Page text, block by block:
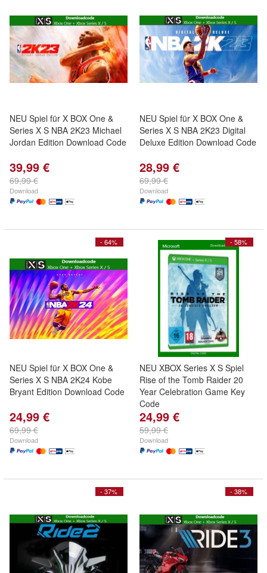
NEU Spiel für X BOX One &
Series X S NBA 2K23 Michael
Jordan Edition Download Code
39,99 €
69,99 €
Download
NEU Spiel für X BOX One &
Series X S NBA 2K23 Digital
Deluxe Edition Download Code
28,99 €
69,99 €
Download
- 64%
NEU Spiel für X BOX One &
Series X S NBA 2K24 Kobe
Bryant Edition Download Code
24,99 €
69,99 €
Download
- 58%
NEU XBOX Series X S Spiel
Rise of the Tomb Raider 20
Year Celebration Game Key
Code
24,99 €
59,99 €
Download
- 37% - 38%